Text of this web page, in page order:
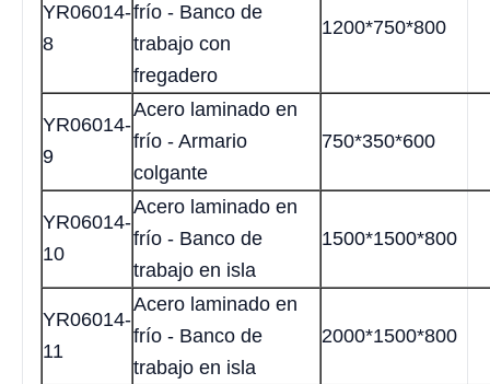
YR06014-
8
frío - Banco de
trabajo con
fregadero
1200*750*800
YR06014-
9
Acero laminado en
frío - Armario
colgante
750*350*600
YR06014-
10
Acero laminado en
frío - Banco de
trabajo en isla
1500*1500*800
YR06014-
11
Acero laminado en
frío - Banco de
trabajo en isla
2000*1500*800